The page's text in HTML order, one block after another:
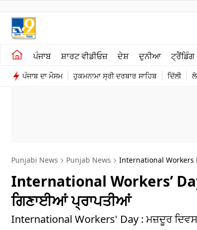
ਪੰਜਾਬ ਸ਼ਾਰਟ ਵੀਡੀਓਜ਼ ਦੇਸ਼ ਦੁਨੀਆ ਟ੍ਰੈਂਡਿੰਗ
ਪੰਜਾਬ ਦਾ ਮੌਸਮ ਹੁਕਮਨਾਮਾ ਸ੍ਰੀ ਦਰਬਾਰ ਸਾਹਿਬ ਦਿੱਲੀ
ਖੇਤੀਬਾੜੀ
ਸ਼ਾਰਟ ਵੀਡੀਓਜ਼
ਮਨੋਰੰਜਨ
Punjabi News Punjab News International Workers
International Workers’
ਗਿਣਾਈਆਂ ਪ੍ਰਾਪਤੀਆਂ
International Workers' Day : ਮਜ਼ਦੂਰ